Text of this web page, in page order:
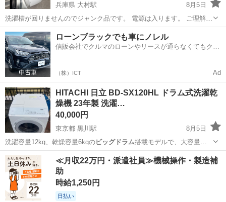
兵庫県 大村駅
8月5日
洗濯槽が回りませんのでジャンク品です。 電源は入ります。 ご理解の
上3Nでお願いします。 戸建て１階からの搬出です。2名での引き取り
が良いと思います。タイミング合えば搬出手伝い1人はできます。 今
週末までで、引き取りタイミ...
兵庫 三木市 大村駅 生活家電
ローンブラックでも車にノレル
信販会社でクルマのローンやリースが通らなくてもクル
（株）ICT Ad
HITACHI 日立 BD-SX120HL ドラム式洗濯乾
燥機 23年製 洗濯…
40,000円
東京都 黒川駅
8月5日
洗濯容量12kg、乾燥容量6kgのビッグドラム搭載モデルで、大容量か
つ効率的な洗…
東京 町田市 黒川駅 生活家電
≪月収22万円・派遣社員≫機械操作・製造補
助
時給1,250円
日払い